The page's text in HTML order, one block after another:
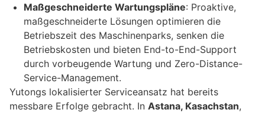
Maßgeschneiderte Wartungspläne: Proaktive,
maßgeschneiderte Lösungen optimieren die
Betriebszeit des Maschinenparks, senken die
Betriebskosten und bieten End-to-End-Support
durch vorbeugende Wartung und Zero-Distance-
Service-Management.
Yutongs lokalisierter Serviceansatz hat bereits
messbare Erfolge gebracht. In Astana, Kasachstan,